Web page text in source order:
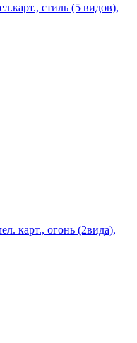
стиль (5 видов),
карт., огонь (2вида),